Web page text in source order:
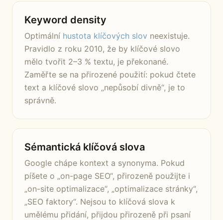
Keyword density
Optimální hustota klíčových slov neexistuje.
Pravidlo z roku 2010, že by klíčové slovo
mělo tvořit 2–3 % textu, je překonané.
Zaměřte se na přirozené použití: pokud čtete
text a klíčové slovo „nepůsobí divně“, je to
správně.
Sémantická klíčová slova
Google chápe kontext a synonyma. Pokud
píšete o „on-page SEO“, přirozeně použijte i
„on-site optimalizace“, „optimalizace stránky“,
„SEO faktory“. Nejsou to klíčová slova k
umělému přidání, přijdou přirozeně při psaní